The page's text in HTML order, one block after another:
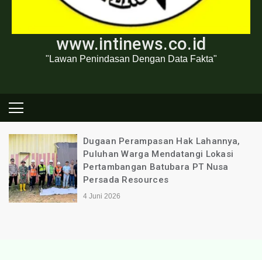
www.intinews.co.id
"Lawan Penindasan Dengan Data Fakta"
Dugaan Perampasan Hak Lahannya,
Puluhan Warga Mendatangi Lokasi
Pertambangan Batubara PT Nusa
Persada Resources
4 Juni 2026